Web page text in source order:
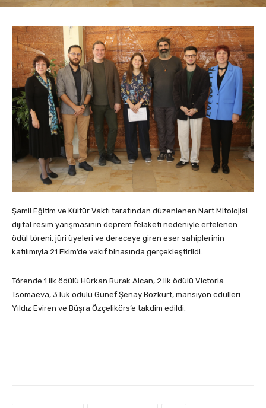
Şamil Eğitim ve Kültür Vakfı tarafından düzenlenen Nart Mitolojisi
dijital resim yarışmasının deprem felaketi nedeniyle ertelenen
ödül töreni, jüri üyeleri ve dereceye giren eser sahiplerinin
katılımıyla 21 Ekim’de vakıf binasında gerçekleştirildi.
Törende 1.lik ödülü Hürkan Burak Alcan, 2.lik ödülü Victoria
Tsomaeva, 3.lük ödülü Günef Şenay Bozkurt, mansiyon ödülleri
Yıldız Eviren ve Büşra Özçelikörs’e takdim edildi.